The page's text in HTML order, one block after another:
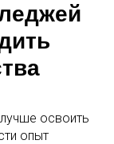
освоить
опыт